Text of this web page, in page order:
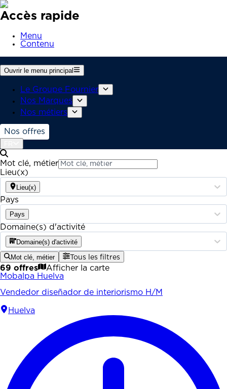
Accès rapide
Menu
Contenu
Ouvrir le menu principal
Le Groupe Fournier
Nos Marques
Nos métiers
Nos offres
Mot clé, métier
Lieu(x)
Lieu(x)
Pays
Pays
Domaine(s) d'activité
Domaine(s) d'activité
Mot clé, métier Tous les filtres
69 offres
Afficher la carte
Mobalpa Huelva
Vendedor diseñador de interiorismo H/M
Huelva